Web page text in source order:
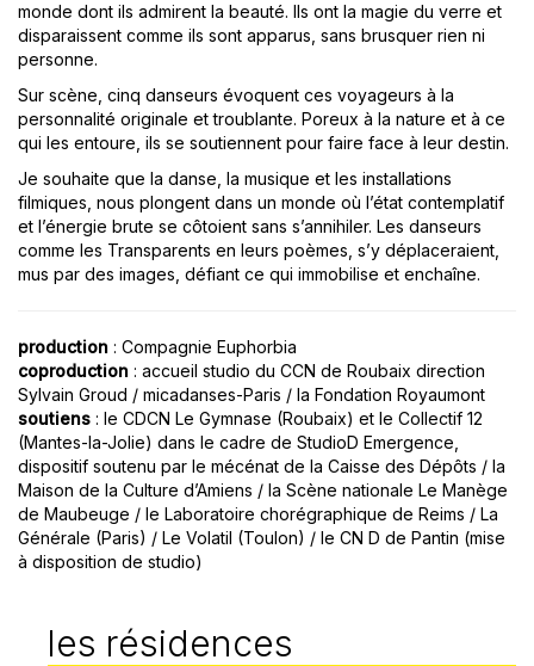
monde dont ils admirent la beauté. Ils ont la magie du verre et
disparaissent comme ils sont apparus, sans brusquer rien ni
personne.
Sur scène, cinq danseurs évoquent ces voyageurs à la
personnalité originale et troublante. Poreux à la nature et à ce
qui les entoure, ils se soutiennent pour faire face à leur destin.
Je souhaite que la danse, la musique et les installations
filmiques, nous plongent dans un monde où l’état contemplatif
et l’énergie brute se côtoient sans s’annihiler. Les danseurs
comme les Transparents en leurs poèmes, s’y déplaceraient,
mus par des images, défiant ce qui immobilise et enchaîne.
production : Compagnie Euphorbia
coproduction : accueil studio du CCN de Roubaix direction
Sylvain Groud / micadanses-Paris / la Fondation Royaumont
soutiens : le CDCN Le Gymnase (Roubaix) et le Collectif 12
(Mantes-la-Jolie) dans le cadre de StudioD Emergence,
dispositif soutenu par le mécénat de la Caisse des Dépôts / la
Maison de la Culture d’Amiens / la Scène nationale Le Manège
de Maubeuge / le Laboratoire chorégraphique de Reims / La
Générale (Paris) / Le Volatil (Toulon) / le CN D de Pantin (mise
à disposition de studio)
les résidences